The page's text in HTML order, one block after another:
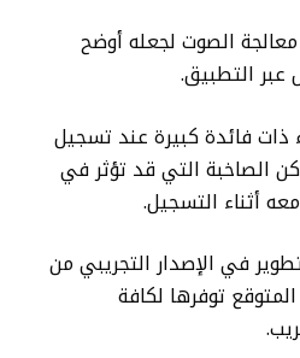
الصوت لجعله أوضح
عبر التطبيق.
ذات فائدة كبيرة عند تسجيل
الصاخبة التي قد تؤثر في
أثناء التسجيل.
في الإصدار التجريبي من
توفرها لكافة